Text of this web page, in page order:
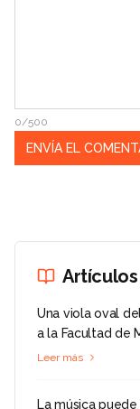
0/500
Una viola oval
a la Facultad de
Leer más
La música